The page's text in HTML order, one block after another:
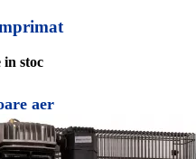
in stoc
aer